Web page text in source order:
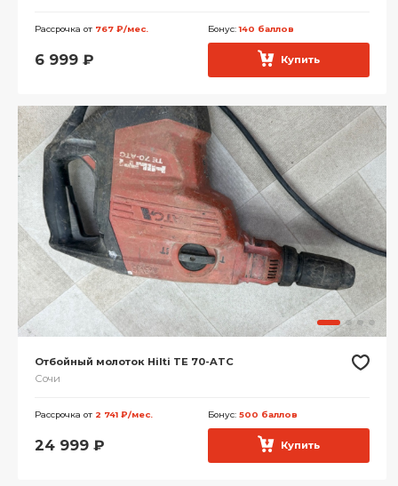
Рассрочка от 767 ₽/мес. Бонус:140 баллов
6 999 ₽ Купить
Отбойный молоток Hilti TE 70-ATC
Сочи
Рассрочка от 2 741 ₽/мес. Бонус: 500 баллов
24 999 ₽ Купить